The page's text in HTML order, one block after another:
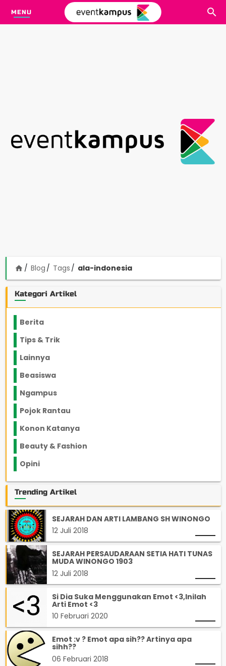
MENU
home Blog Tags ala-indonesia
Kategori Artikel
Berita
Tips & Trik
Lainnya
Beasiswa
Ngampus
Pojok Rantau
Konon Katanya
Beauty & Fashion
Opini
Trending Artikel
SEJARAH DAN ARTI LAMBANG SH WINONGO
12 Juli 2018
SEJARAH PERSAUDARAAN SETIA HATI TUNAS
MUDA WINONGO 1903
12 Juli 2018
Si Dia Suka Menggunakan Emot <3,Inilah
Arti Emot <3
10 Februari 2020
Emot :v ? Emot apa sih?? Artinya apa
sihh??
06 Februari 2018